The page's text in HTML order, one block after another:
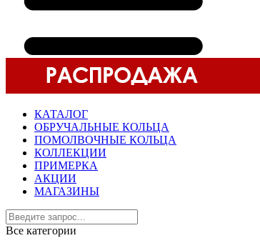
КАТАЛОГ
ОБРУЧАЛЬНЫЕ КОЛЬЦА
ПОМОЛВОЧНЫЕ КОЛЬЦА
КОЛЛЕКЦИИ
ПРИМЕРКА
АКЦИИ
МАГАЗИНЫ
Все категории